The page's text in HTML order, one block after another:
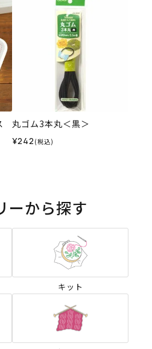
丸ゴム3本丸＜黒＞
¥242 (税込)
ーから探す
キット